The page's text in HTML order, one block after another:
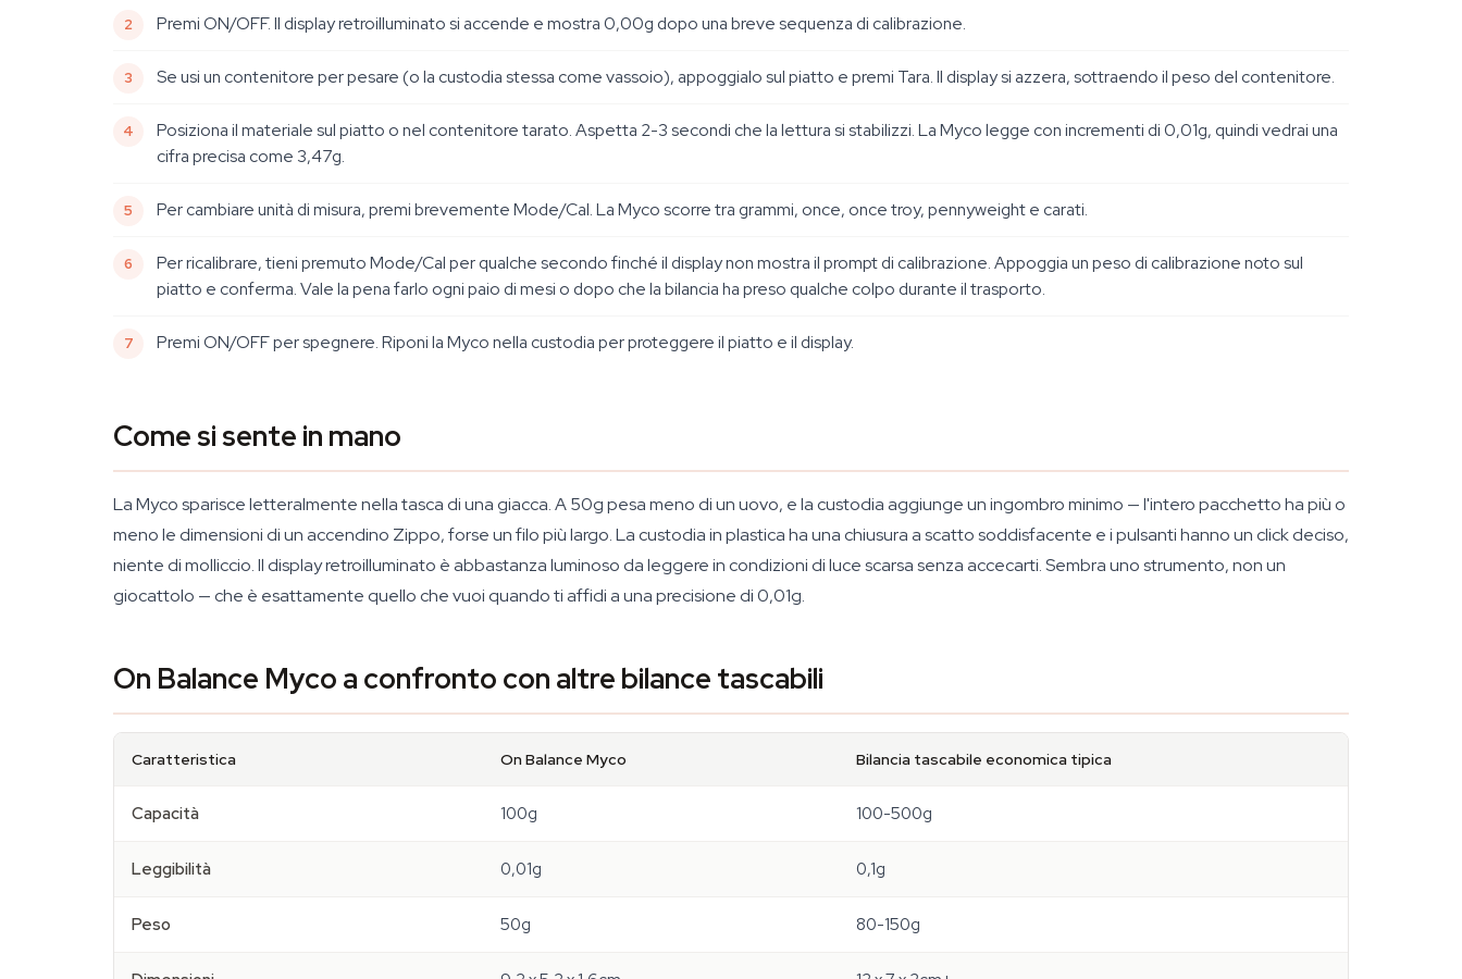
Premi ON/OFF. Il display retroilluminato si accende e mostra 0,00g dopo una breve sequenza di calibrazione.
Se usi un contenitore per pesare (o la custodia stessa come vassoio), appoggialo sul piatto e premi Tara. Il display si azzera, sottraendo il peso del contenitore.
Posiziona il materiale sul piatto o nel contenitore tarato. Aspetta 2-3 secondi che la lettura si stabilizzi. La Myco legge con incrementi di 0,01g, quindi vedrai una
cifra precisa come 3,47g.
Per cambiare unità di misura, premi brevemente Mode/Cal. La Myco scorre tra grammi, once, once troy, pennyweight e carati.
Per ricalibrare, tieni premuto Mode/Cal per qualche secondo finché il display non mostra il prompt di calibrazione. Appoggia un peso di calibrazione noto sul
piatto e conferma. Vale la pena farlo ogni paio di mesi o dopo che la bilancia ha preso qualche colpo durante il trasporto.
Premi ON/OFF per spegnere. Riponi la Myco nella custodia per proteggere il piatto e il display.
Come si sente in mano
La Myco sparisce letteralmente nella tasca di una giacca. A 50g pesa meno di un uovo, e la custodia aggiunge un ingombro minimo — l'intero pacchetto ha più o
meno le dimensioni di un accendino Zippo, forse un filo più largo. La custodia in plastica ha una chiusura a scatto soddisfacente e i pulsanti hanno un click deciso,
niente di molliccio. Il display retroilluminato è abbastanza luminoso da leggere in condizioni di luce scarsa senza accecarti. Sembra uno strumento, non un
giocattolo — che è esattamente quello che vuoi quando ti affidi a una precisione di 0,01g.
On Balance Myco a confronto con altre bilance tascabili
Caratteristica On Balance Myco Bilancia tascabile economica tipica
Capacità 100g 100-500g
Leggibilità 0,01g 0,1g
Peso 50g 80-150g